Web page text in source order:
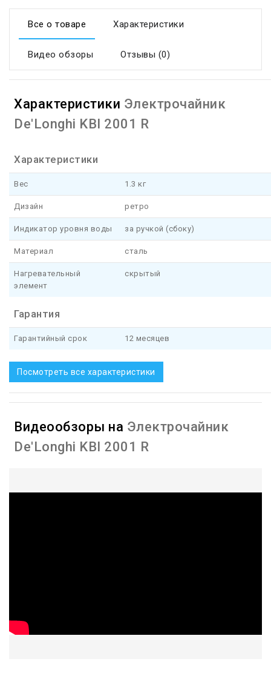
Все о товаре Характеристики
Видео обзоры Отзывы (0)
Характеристики Электрочайник
De'Longhi KBI 2001 R
Характеристики
Вес 1.3 кг
Дизайн ретро
Индикатор уровня воды за ручкой (сбоку)
Материал сталь
Нагревательный
элемент
скрытый
Гарантия
Гарантийный срок 12 месяцев
Посмотреть все характеристики
Видеообзоры на Электрочайник
De'Longhi KBI 2001 R